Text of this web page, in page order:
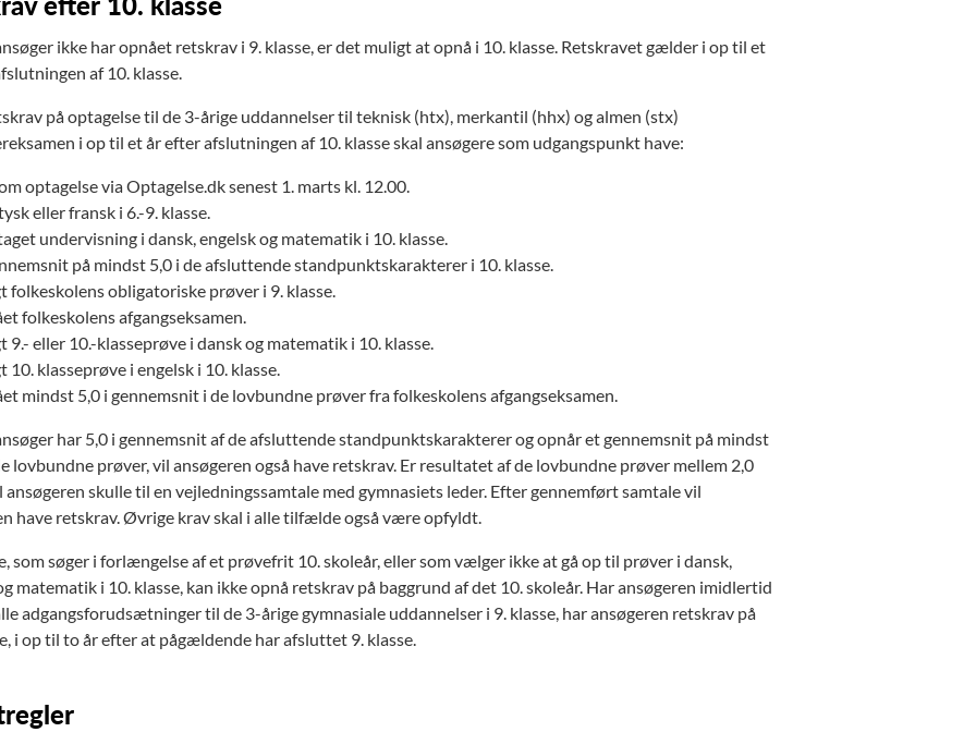
ikke har opnået retskrav i 9. klasse, er det muligt at opnå i 10. klasse. Retskravet gælder i op til et
af 10. klasse.
på optagelse til de 3-årige uddannelser til teknisk (htx), merkantil (hhx) og almen (stx)
i op til et år efter afslutningen af 10. klasse skal ansøgere som udgangspunkt have:
optagelse via Optagelse.dk senest 1. marts kl. 12.00.
eller fransk i 6.-9. klasse.
undervisning i dansk, engelsk og matematik i 10. klasse.
på mindst 5,0 i de afsluttende standpunktskarakterer i 10. klasse.
folkeskolens obligatoriske prøver i 9. klasse.
folkeskolens afgangseksamen.
9.- eller 10.-klasseprøve i dansk og matematik i 10. klasse.
10. klasseprøve i engelsk i 10. klasse.
mindst 5,0 i gennemsnit i de lovbundne prøver fra folkeskolens afgangseksamen.
har 5,0 i gennemsnit af de afsluttende standpunktskarakterer og opnår et gennemsnit på mindst
lovbundne prøver, vil ansøgeren også have retskrav. Er resultatet af de lovbundne prøver mellem 2,0
ansøgeren skulle til en vejledningssamtale med gymnasiets leder. Efter gennemført samtale vil
have retskrav. Øvrige krav skal i alle tilfælde også være opfyldt.
som søger i forlængelse af et prøvefrit 10. skoleår, eller som vælger ikke at gå op til prøver i dansk,
matematik i 10. klasse, kan ikke opnå retskrav på baggrund af det 10. skoleår. Har ansøgeren imidlertid
adgangsforudsætninger til de 3-årige gymnasiale uddannelser i 9. klasse, har ansøgeren retskrav på
i op til to år efter at pågældende har afsluttet 9. klasse.